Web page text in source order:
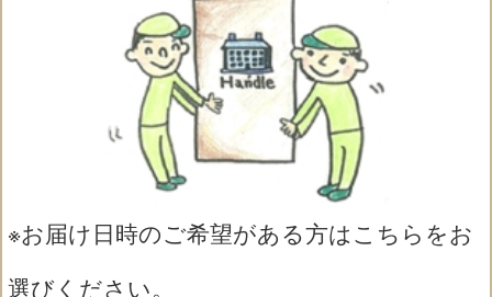
※お届け日時のご希望がある方はこちらをお
選びください。